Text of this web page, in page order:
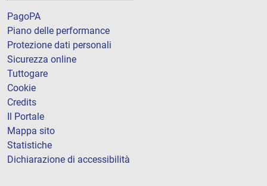
PagoPA
Piano delle performance
Protezione dati personali
Sicurezza online
Tuttogare
Cookie
Credits
Il Portale
Mappa sito
Statistiche
Dichiarazione di accessibilità